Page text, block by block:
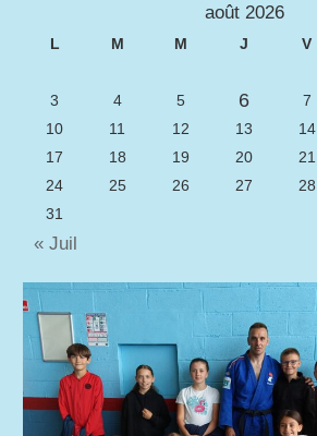
août 2026
L M M J V
3
4 5 6 7
10
11 12 13 14
17
18 19 20 21
24
25 26 27 28
31
« Juil